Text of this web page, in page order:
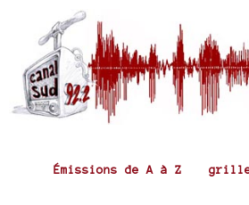
Émissions de A à Z